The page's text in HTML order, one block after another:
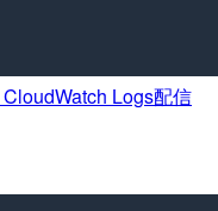
Logs配信